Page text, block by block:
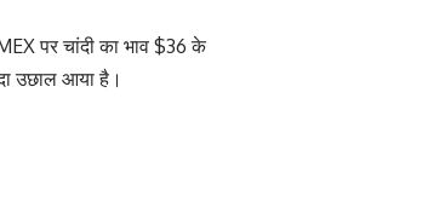
पर चांदी का भाव $36 के
उछाल आया है।